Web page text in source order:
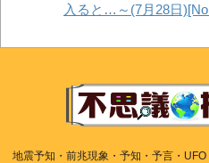
入ると…～(7月28日
地震予知・前兆現象・予知・予言・